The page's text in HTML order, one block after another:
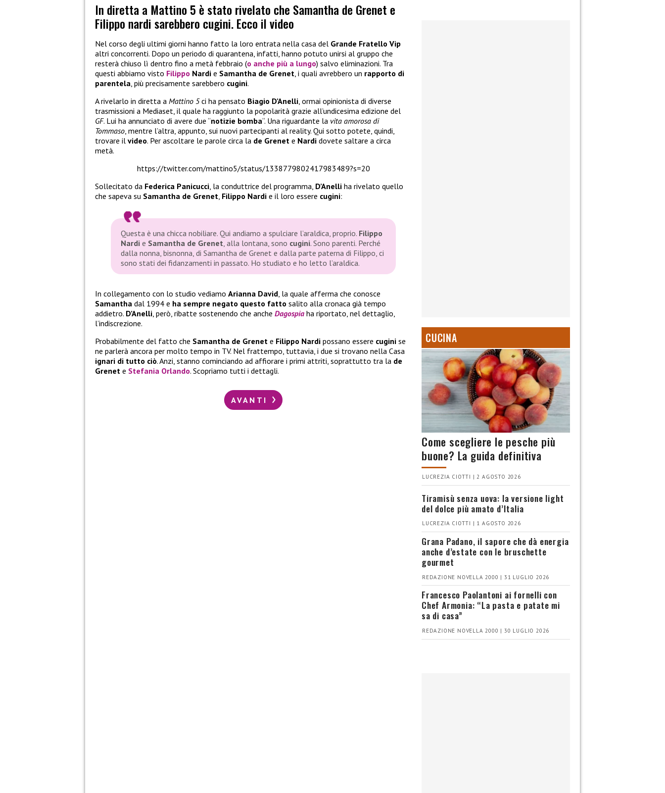
In diretta a Mattino 5 è stato rivelato che Samantha de Grenet e
Filippo nardi sarebbero cugini. Ecco il video
Nel corso degli ultimi giorni hanno fatto la loro entrata nella casa del Grande Fratello Vip
altri concorrenti. Dopo un periodo di quarantena, infatti, hanno potuto unirsi al gruppo che
resterà chiuso lì dentro fino a metà febbraio (o anche più a lungo) salvo eliminazioni. Tra
questi abbiamo visto Filippo Nardi e Samantha de Grenet, i quali avrebbero un rapporto di
parentela, più precisamente sarebbero cugini.
A rivelarlo in diretta a Mattino 5ci ha pensato Biagio D’Anelli, ormai opinionista di diverse
trasmissioni a Mediaset, il quale ha raggiunto la popolarità grazie all’undicesima edizione del
GF. Lui ha annunciato di avere due “notizie bomba“. Una riguardante la vita amorosa di
Tommaso, mentre l’altra, appunto, sui nuovi partecipanti al reality. Qui sotto potete, quindi,
trovare il video. Per ascoltare le parole circa la de Grenet e Nardi dovete saltare a circa
metà.
https://twitter.com/mattino5/status/1338779802417983489?s=20
Sollecitato da Federica Panicucci, la conduttrice del programma, D’Anelli ha rivelato quello
che sapeva su Samantha de Grenet, Filippo Nardi e il loro essere cugini:
Questa è una chicca nobiliare. Qui andiamo a spulciare l’araldica, proprio. Filippo
Nardi e Samantha de Grenet, alla lontana, sono cugini. Sono parenti. Perché
dalla nonna, bisnonna, di Samantha de Grenet e dalla parte paterna di Filippo, ci
sono stati dei fidanzamenti in passato. Ho studiato e ho letto l’araldica.
In collegamento con lo studio vediamo Arianna David, la quale afferma che conosce
Samantha dal 1994 e ha sempre negato questo fatto salito alla cronaca già tempo
addietro. D’Anelli, però, ribatte sostenendo che anche Dagospia ha riportato, nel dettaglio,
l’indiscrezione.
Probabilmente del fatto che Samantha de Grenet e Filippo Nardi possano essere cugini se
ne parlerà ancora per molto tempo in TV. Nel frattempo, tuttavia, i due si trovano nella Casa
ignari di tutto ciò. Anzi, stanno cominciando ad affiorare i primi attriti, soprattutto tra la de
Grenet e Stefania Orlando. Scopriamo tutti i dettagli.
AVANTI
CUCINA
Come scegliere le pesche più
buone? La guida definitiva
LUCREZIA CIOTTI | 2 AGOSTO 2026
Tiramisù senza uova: la versione light
del dolce più amato d’Italia
LUCREZIA CIOTTI | 1 AGOSTO 2026
Grana Padano, il sapore che dà energia
anche d’estate con le bruschette
gourmet
REDAZIONE NOVELLA 2000 | 31 LUGLIO 2026
Francesco Paolantoni ai fornelli con
Chef Armonia: “La pasta e patate mi
sa di casa”
REDAZIONE NOVELLA 2000 | 30 LUGLIO 2026